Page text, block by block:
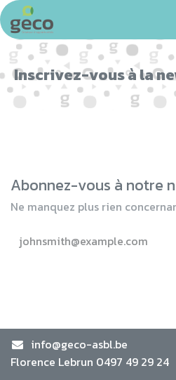
Se rendre au contenu
Inscrivez-vous à la
Abonnez-vous à notre
Ne manquez plus rien
info@geco-asbl.be
Florence Lebrun 0497 49 29 24